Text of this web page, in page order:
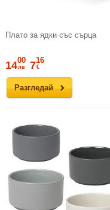
Плато за ядки със сърца
Разгледай
1400
лв 716
€